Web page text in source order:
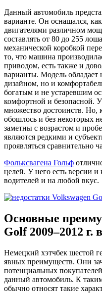
Данный автомобиль
варианте. Он оснащался,
двигателями различном
составлять от 80 до 255
механической коробкой
то, что машина
приводом, есть также и
варианты. Модель обладает
дизайном, но и
богатым и не устаревшим
комфортной и безопасной.
множество достоинств.
обошлось и без некоторых
заметны с возрастом и
являются редкими и
проявляться сравнительно
Фольксвагена Гольф
целей. У него есть версии и
водителей и на любой вкус.
Основные
Golf 2009–2012 г.
Немецкий хэтчбек шестой
явных преимуществ. Они
потенциальных
данный автомобиль. К
обычно относят такие